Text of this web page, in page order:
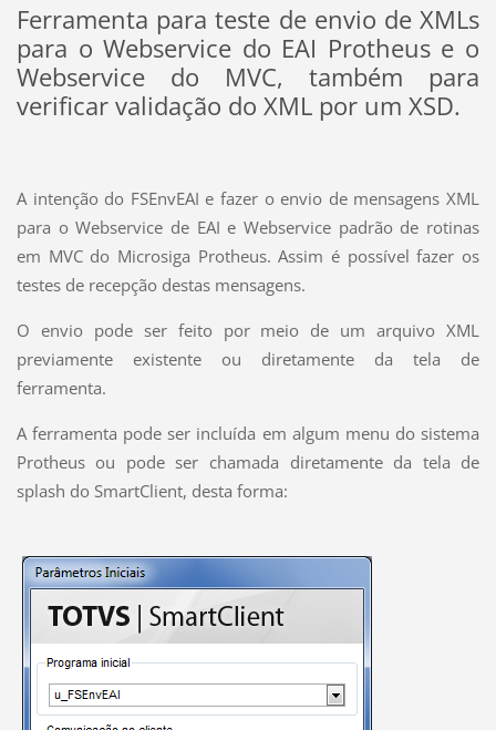
Ferramenta para teste de envio de XMLs
para o Webservice do EAI Protheus e o
Webservice do MVC, também para
verificar validação do XML por um XSD.
A intenção do FSEnvEAI e fazer o envio de mensagens XML
para o Webservice de EAI e Webservice padrão de rotinas
em MVC do Microsiga Protheus. Assim é possível fazer os
testes de recepção destas mensagens.
O envio pode ser feito por meio de um arquivo XML
previamente existente ou diretamente da tela de
ferramenta.
A ferramenta pode ser incluída em algum menu do sistema
Protheus ou pode ser chamada diretamente da tela de
splash do SmartClient, desta forma: